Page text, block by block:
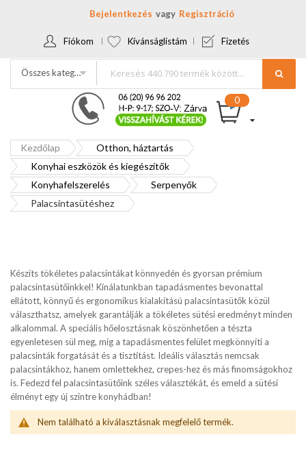
Bejelentkezés Regisztráció
Fiókom Kívánságlistám Fizetés
Összes kategória
Kezdőlap
Otthon, háztartás
Konyhai eszközök és kiegészítők
Konyhafelszerelés
Serpenyők
Palacsintasütéshez
Készíts tökéletes palacsintákat könnyedén és gyorsan prémium
palacsintasütőinkkel! Kínálatunkban tapadásmentes bevonattal
ellátott, könnyű és ergonomikus kialakítású palacsintasütők közül
választhatsz, amelyek garantálják a tökéletes sütési eredményt minden
alkalommal. A speciális hőelosztásnak köszönhetően a tészta
egyenletesen sül meg, míg a tapadásmentes felület megkönnyíti a
palacsinták forgatását és a tisztítást. Ideális választás nemcsak
palacsintákhoz, hanem omlettekhez, crepes-hez és más finomságokhoz
is. Fedezd fel palacsintasütőink széles választékát, és emeld a sütési
élményt egy új szintre konyhádban!
Nem található a kiválasztásnak megfelelő termék.